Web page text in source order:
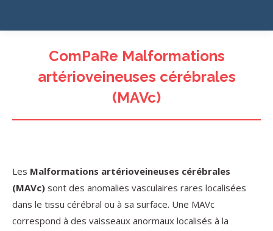
ComPaRe Malformations
artérioveineuses cérébrales
(MAVc)
Les Malformations artérioveineuses cérébrales
(MAVc) sont des anomalies vasculaires rares localisées
dans le tissu cérébral ou à sa surface. Une MAVc
correspond à des vaisseaux anormaux localisés à la